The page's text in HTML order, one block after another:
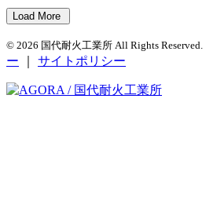
Load More
© 2026 国代耐火工業所 All Rights Reserved.
ー
サイトポリシー